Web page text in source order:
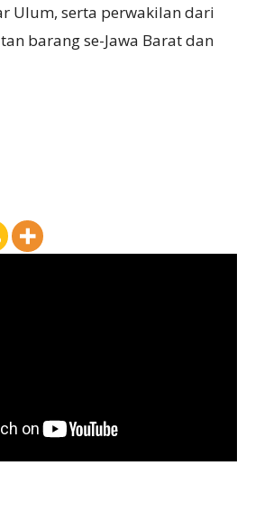
Ulum, serta perwakilan dari
barang se-Jawa Barat dan